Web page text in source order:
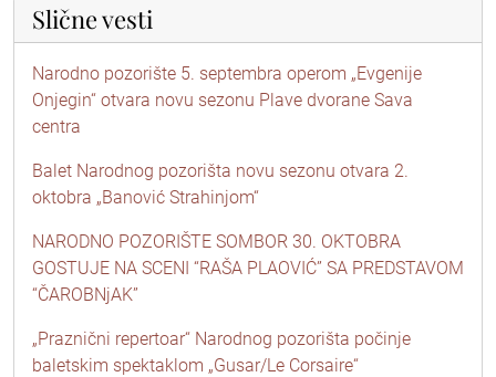
Slične vesti
Narodno pozorište 5. septembra operom „Evgenije
Onjegin“ otvara novu sezonu Plave dvorane Sava
centra
Balet Narodnog pozorišta novu sezonu otvara 2.
oktobra „Banović Strahinjom“
NARODNO POZORIŠTE SOMBOR 30. OKTOBRA
GOSTUJE NA SCENI “RAŠA PLAOVIĆ” SA PREDSTAVOM
“ČAROBNjAK”
„Praznični repertoar“ Narodnog pozorišta počinje
baletskim spektaklom „Gusar/Le Corsaire“